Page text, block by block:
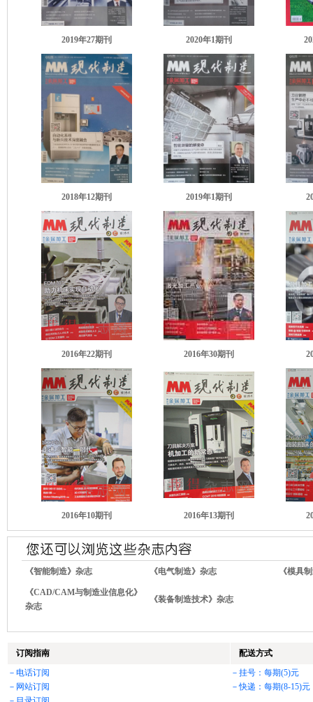
2019年27期刊 2020年1期刊
2018年12期刊 2019年1期刊
2016年22期刊 2016年30期刊
2016年10期刊 2016年13期刊
《智能制造》杂志 《电气制造》杂志 《模具
《CAD/CAM与制造业信息化》
杂志
《装备制造技术》杂志